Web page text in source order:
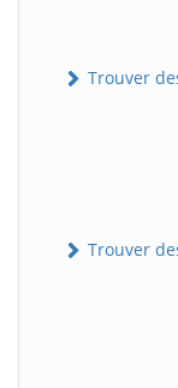
Trouver
Trouver